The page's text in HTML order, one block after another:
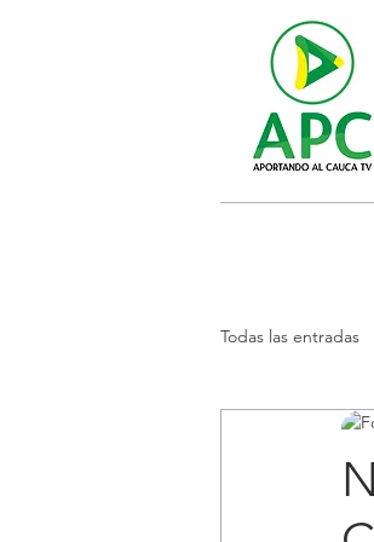
Todas las entradas